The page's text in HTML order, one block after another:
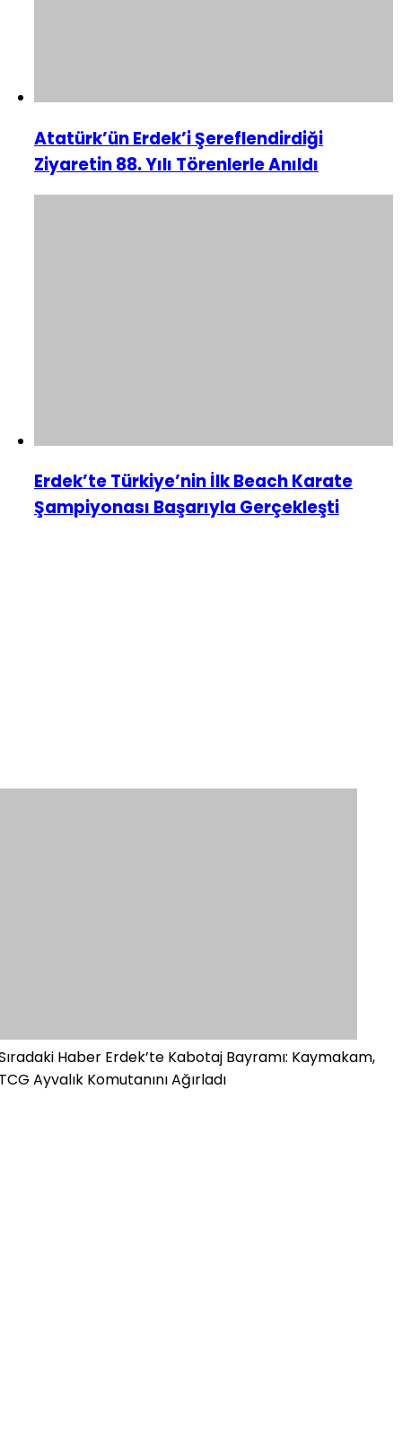
Atatürk’ün Erdek’i Şereflendirdiği
Ziyaretin 88. Yılı Törenlerle Anıldı
Erdek’te Türkiye’nin İlk Beach Karate
Şampiyonası Başarıyla Gerçekleşti
Haber Erdek’te Kabotaj Bayramı: Kaymakam,
Ayvalık Komutanını Ağırladı